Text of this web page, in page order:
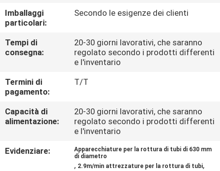
CONTROLLO
DELLA
QUALITÀ
CONTATTACI
NOTIZIE
CASI
Imballaggi
particolari:
Secondo le esigenze dei clienti
Tempi di
consegna:
20-30 giorni lavorativi, che saranno
regolato secondo i prodotti differenti
e l'inventario
Termini di
pagamento:
T/T
Capacità di
alimentazione:
20-30 giorni lavorativi, che saranno
regolato secondo i prodotti differenti
e l'inventario
Evidenziare:
Apparecchiature per la rottura di tubi di 630 mm
di diametro
, 2.9m/min attrezzature per la rottura di tubi,